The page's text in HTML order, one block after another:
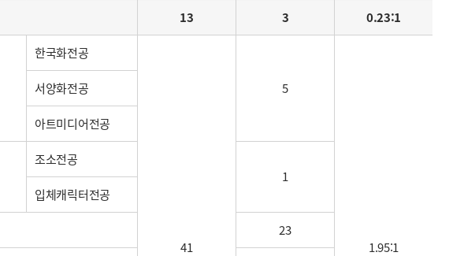
13 3 0.23:1
한국화전공
41
5
1.95:1
서양화전공
아트미디어전공
조소전공
1
입체캐릭터전공
23